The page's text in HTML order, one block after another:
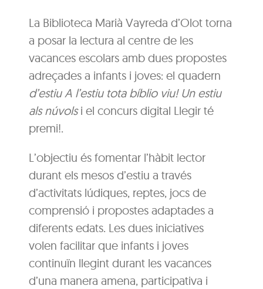
La Biblioteca Marià Vayreda d’Olot torna
a posar la lectura al centre de les
vacances escolars amb dues propostes
adreçades a infants i joves: el quadern
d’estiu A l’estiu tota bíblio viu! Un estiu
als núvolsi el concurs digital Llegir té
premi!.
L’objectiu és fomentar l’hàbit lector
durant els mesos d’estiu a través
d’activitats lúdiques, reptes, jocs de
comprensió i propostes adaptades a
diferents edats. Les dues iniciatives
volen facilitar que infants i joves
continuïn llegint durant les vacances
d’una manera amena, participativa i